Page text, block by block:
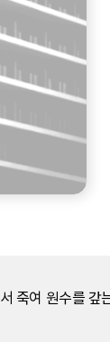
죽여 원수를 갚